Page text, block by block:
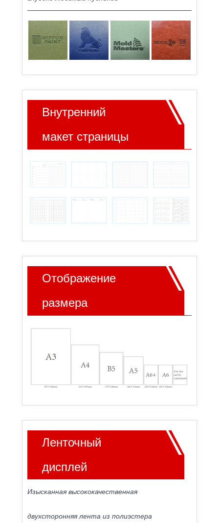
Внутренний
макет страницы
Отображение
размера
Ленточный
дисплей
Изысканная высококачественная
двухсторонняя лента из полиэстера